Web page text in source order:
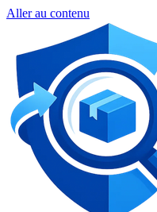
Aller au contenu